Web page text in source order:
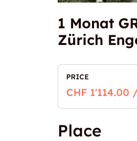
1 Monat
Zürich
PRICE
CHF 1'114.00
Place